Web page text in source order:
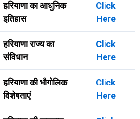
हरियाणा का आधुनिक
इतिहास
Click
Here
हरियाणा राज्य का
संविधान
Click
Here
हरियाणा की भौगोलिक
विशेषताएं
Click
Here